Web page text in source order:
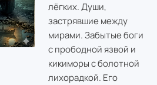
лёгких. Души,
застрявшие между
мирами. Забытые боги
с прободной язвой и
кикиморы с болотной
лихорадкой. Его